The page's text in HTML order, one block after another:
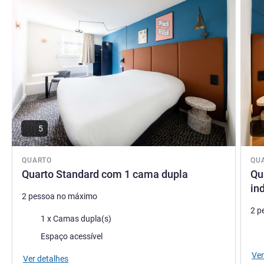
QUARTO
Quarto Standard com 1 cama dupla
5
2 pessoa no máximo
Cama1 x Camas dupla(s)
Espaço acessível
Ver detalhes
2